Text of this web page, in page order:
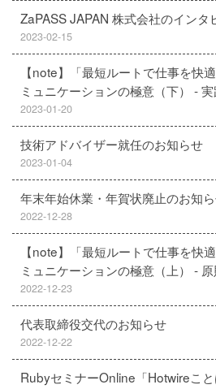
ZaPASS JAPAN 株式会社のインタ
2023-02-15
【note】「最短ルートで仕事を快
ミュニケーションの極意（下） -
2023-01-20
技術アドバイザー就任のお知らせ
2023-01-04
年末年始休業・年賀状廃止のお知
2022-12-28
【note】「最短ルートで仕事を快
ミュニケーションの極意（上） -
2022-12-23
代表取締役交代のお知らせ
2022-12-22
RubyセミナーOnline「Hotwireこと